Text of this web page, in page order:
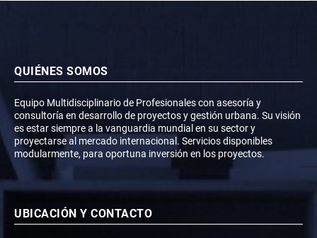
QUIÉNES SOMOS
Equipo Multidisciplinario de Profesionales con asesoría y
consultoría en desarrollo de proyectos y gestión urbana. Su visión
es estar siempre a la vanguardia mundial en su sector y
proyectarse al mercado internacional. Servicios disponibles
modularmente, para oportuna inversión en los proyectos.
UBICACIÓN Y CONTACTO